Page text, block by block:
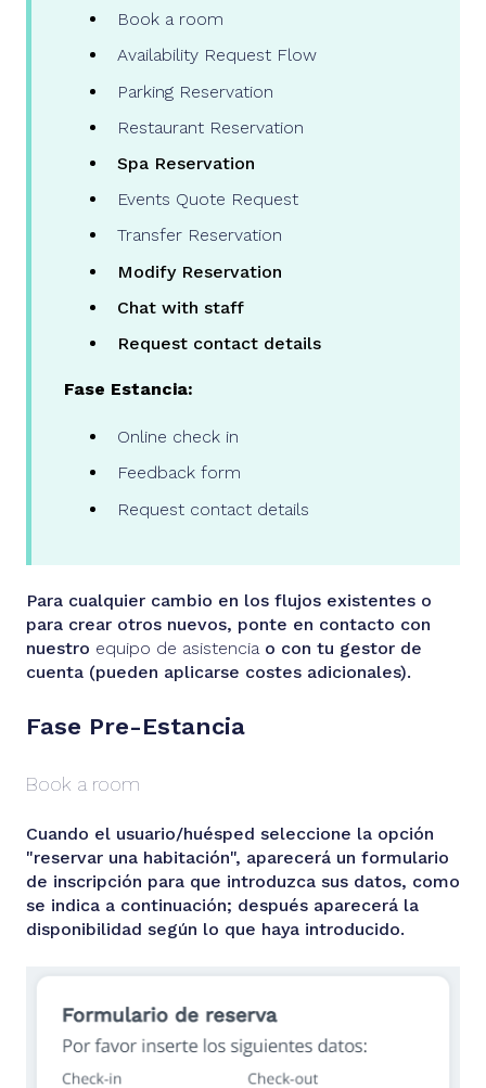
Book a room
Availability Request Flow
Parking Reservation
Restaurant Reservation
Spa Reservation
Events Quote Request
Transfer Reservation
Modify Reservation
Chat with staff
Request contact details
Fase Estancia:
Online check in
Feedback form
Request contact details
Para cualquier cambio en los flujos existentes o
para crear otros nuevos, ponte en contacto con
nuestro equipo de asistenciao con tu gestor de
cuenta (pueden aplicarse costes adicionales).
Fase Pre-Estancia
Book a room
Cuando el usuario/huésped seleccione la opción
"reservar una habitación", aparecerá un formulario
de inscripción para que introduzca sus datos, como
se indica a continuación; después aparecerá la
disponibilidad según lo que haya introducido.